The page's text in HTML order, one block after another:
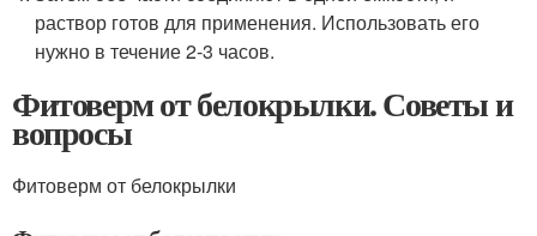
раствор готов для применения. Использовать его
нужно в течение 2-3 часов.
Фитоверм от белокрылки. Советы и
вопросы
Фитоверм от белокрылки